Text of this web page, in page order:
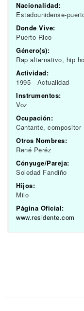
Nacionalidad:
Estadounidense-
Donde Vive:
Puerto Rico
Género(s):
Rap alternativo, hip
Actividad:
1995 - Actualidad
Instrumentos:
Voz
Ocupación:
Cantante, compositor
Otros Nombres:
René Peréz
Cónyuge/Pareja:
Soledad Fandiño
Hijos:
Milo
Página Oficial:
www.residente.com